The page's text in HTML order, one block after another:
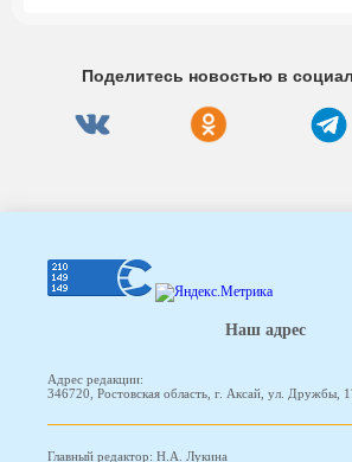
Поделитесь новостью в
Наш адрес
Адрес редакции:
346720, Ростовская область, г. Аксай, ул. Дружбы,
Главный редактор: Н.А. Лукина